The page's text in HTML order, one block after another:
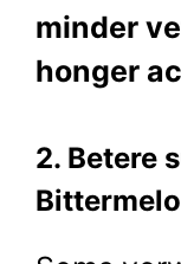
minder
honger
2. Betere